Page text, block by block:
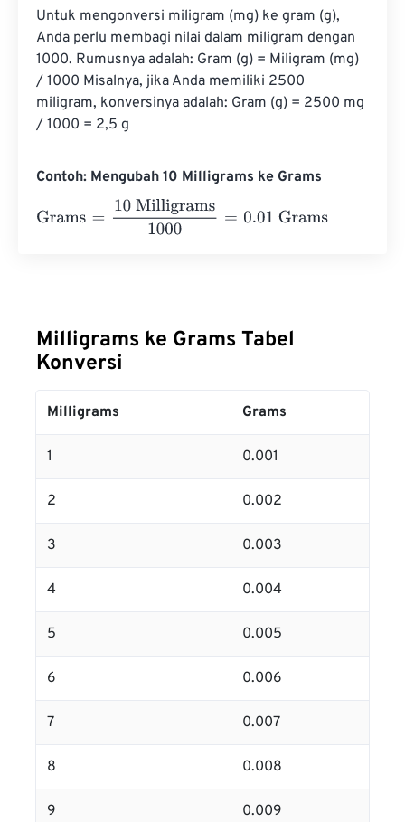
Untuk mengonversi miligram (mg) ke gram (g),
Anda perlu membagi nilai dalam miligram dengan
1000. Rumusnya adalah: Gram (g) = Miligram (mg)
/ 1000 Misalnya, jika Anda memiliki 2500
miligram, konversinya adalah: Gram (g) = 2500 mg
/ 1000 = 2,5 g
Contoh: Mengubah 10 Milligrams ke Grams
Grams
10 Milligrams1000=0.01 Grams
Milligrams ke Grams Tabel
Konversi
Milligrams Grams
1 0.001
2 0.002
3 0.003
4 0.004
5 0.005
6 0.006
7 0.007
8 0.008
9 0.009